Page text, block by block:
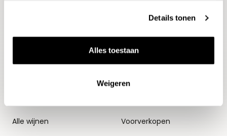
Details tonen
Alles toestaan
Weigeren
Alle wijnen
Thema's
Voorverkopen